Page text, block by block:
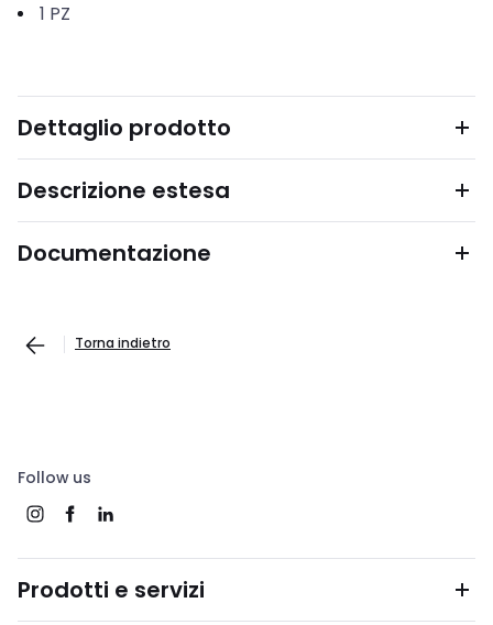
1 PZ
Dettaglio prodotto
Descrizione estesa
Documentazione
Torna indietro
Follow us
Prodotti e servizi